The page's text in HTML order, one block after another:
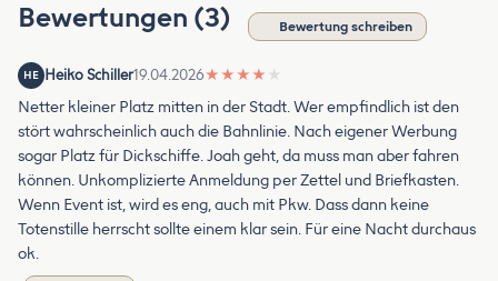
Bewertungen (3) Bewertung schreiben
HE Heiko Schiller19.04.2026★ ★ ★ ★ ★
Netter kleiner Platz mitten in der Stadt. Wer empfindlich ist den
stört wahrscheinlich auch die Bahnlinie. Nach eigener Werbung
sogar Platz für Dickschiffe. Joah geht, da muss man aber fahren
können. Unkomplizierte Anmeldung per Zettel und Briefkasten.
Wenn Event ist, wird es eng, auch mit Pkw. Dass dann keine
Totenstille herrscht sollte einem klar sein. Für eine Nacht durchaus
ok.